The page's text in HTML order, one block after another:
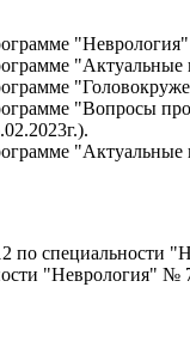
"Неврология"
"Актуальные
"Вопросы
"Актуальные
по специальности
"Неврология" №